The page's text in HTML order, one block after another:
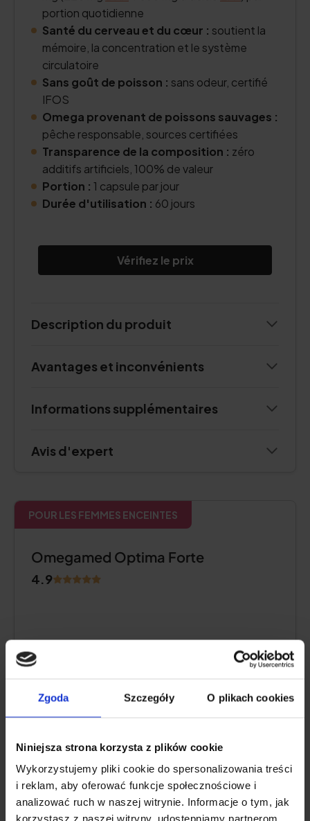
Zgoda Szczegóły O plikach cookies
Niniejsza strona korzysta z plików cookie
Wykorzystujemy pliki cookie do spersonalizowania treści
i reklam, aby oferować funkcje społecznościowe i
analizować ruch w naszej witrynie. Informacje o tym, jak
korzystasz z naszej witryny, udostępniamy partnerom
portion quotidienne
Santé du cerveau et du cœur : soutient la
mémoire, la concentration et le système
circulatoire
Sans goût de poisson : sans odeur, certifié
IFOS
Omega provenant de poissons sauvages :
pêche responsable, sources certifiées
Transparence de la composition : zéro
additifs artificiels, 100% de valeur
Portion : 1 capsule par jour
Durée d'utilisation : 60 jours
Vérifiez le prix
Description du produit
Avantages et inconvénients
Informations supplémentaires
Avis d'expert
POUR LES FEMMES ENCEINTES
Omegamed Optima Forte
4.9
Teneur en oméga-3 dans une portion
journalière :600 mg (600 mgDHA)
Autres ingrédients actifs :acide folique,